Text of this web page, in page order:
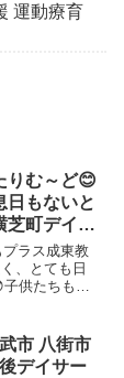
運動療育
りむ～ど😊
日もないと
町デイサ
動療育
ラス成東教
、とても日
供たちもそ
教室の様子を
市 八街市
デイサー